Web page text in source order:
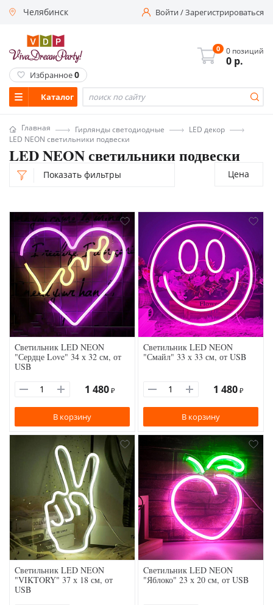
Челябинск Войти/Зарегистрироваться
Каталог
0 0 позиций
0 р.
Избранное0
Главная Гирлянды светодиодные
LED декор
LED NEON светильники подвески
LED NEON светильники подвески
Показать фильтры Цена
Cветильник LED NEON
"Сердце Love" 34 х 32 см, от
USB
1 480 ₽
В корзину
Cветильник LED NEON
"Смайл" 33 х 33 см, от USB
1 480 ₽
В корзину
Cветильник LED NEON
"VIKTORY" 37 х 18 см, от
USB
Cветильник LED NEON
"Яблоко" 23 х 20 см, от USB